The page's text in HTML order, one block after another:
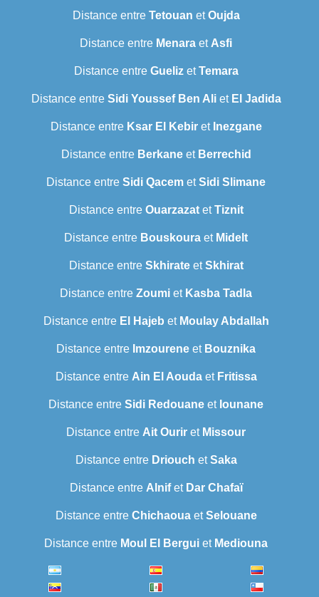
Distance entre Tetouan etOujda
Distance entre Menara et Asfi
Distance entre GuelizetTemara
Distance entre Sidi Youssef Ben Aliet El Jadida
Distance entre Ksar El Kebiret Inezgane
Distance entre Berkaneet Berrechid
Distance entre Sidi Qacem etSidi Slimane
Distance entre OuarzazatetTiznit
Distance entre Bouskoura et Midelt
Distance entre SkhirateetSkhirat
Distance entre Zoumi et Kasba Tadla
Distance entre El Hajeb et Moulay Abdallah
Distance entre Imzourene et Bouznika
Distance entre Ain El Aoudaet Fritissa
Distance entre Sidi Redouane et Iounane
Distance entre Ait Ourir et Missour
Distance entre Driouch etSaka
Distance entre Alnifet Dar Chafaï
Distance entre ChichaouaetSelouane
Distance entre Moul El Bergui et Mediouna